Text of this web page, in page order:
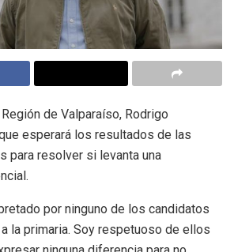
de Valparaíso, Rodrigo
esperará los resultados de las
para resolver si levanta una
por ninguno de los candidatos
la primaria. Soy respetuoso de ellos